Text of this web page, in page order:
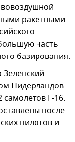
ракетными
часть
базирования.
Нидерландов
самолетов F-16.
после
пилотов и